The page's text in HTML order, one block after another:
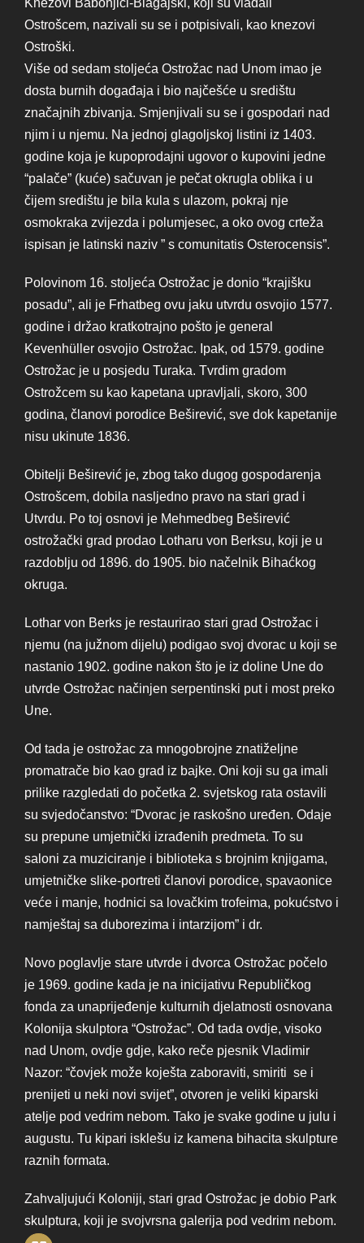
Knezovi Babonjići-Blagajski, koji su vladali
Ostrošcem, nazivali su se i potpisivali, kao knezovi
Ostroški.
Više od sedam stoljeća Ostrožac nad Unom imao je
dosta burnih događaja i bio najčešće u središtu
značajnih zbivanja. Smjenjivali su se i gospodari nad
njim i u njemu. Na jednoj glagoljskoj listini iz 1403.
godine koja je kupoprodajni ugovor o kupovini jedne
“palače” (kuće) sačuvan je pečat okrugla oblika i u
čijem središtu je bila kula s ulazom, pokraj nje
osmokraka zvijezda i polumjesec, a oko ovog crteža
ispisan je latinski naziv ” s comunitatis Osterocensis”.
Polovinom 16. stoljeća Ostrožac je donio “krajišku
posadu”, ali je Frhatbeg ovu jaku utvrdu osvojio 1577.
godine i držao kratkotrajno pošto je general
Kevenhüller osvojio Ostrožac. Ipak, od 1579. godine
Ostrožac je u posjedu Turaka. Tvrdim gradom
Ostrožcem su kao kapetana upravljali, skoro, 300
godina, članovi porodice Beširević, sve dok kapetanije
nisu ukinute 1836.
Obitelji Beširević je, zbog tako dugog gospodarenja
Ostrošcem, dobila nasljedno pravo na stari grad i
Utvrdu. Po toj osnovi je Mehmedbeg Beširević
ostrožački grad prodao Lotharu von Berksu, koji je u
razdoblju od 1896. do 1905. bio načelnik Bihaćkog
okruga.
Lothar von Berks je restaurirao stari grad Ostrožac i
njemu (na južnom dijelu) podigao svoj dvorac u koji se
nastanio 1902. godine nakon što je iz doline Une do
utvrde Ostrožac načinjen serpentinski put i most preko
Une.
Od tada je ostrožac za mnogobrojne znatiželjne
promatrače bio kao grad iz bajke. Oni koji su ga imali
prilike razgledati do početka 2. svjetskog rata ostavili
su svjedočanstvo: “Dvorac je raskošno uređen. Odaje
su prepune umjetnički izrađenih predmeta. To su
saloni za muziciranje i biblioteka s brojnim knjigama,
umjetničke slike-portreti članovi porodice, spavaonice
veće i manje, hodnici sa lovačkim trofeima, pokućstvo i
namještaj sa duborezima i intarzijom” i dr.
Novo poglavlje stare utvrde i dvorca Ostrožac počelo
je 1969. godine kada je na inicijativu Republičkog
fonda za unaprijeđenje kulturnih djelatnosti osnovana
Kolonija skulptora “Ostrožac”. Od tada ovdje, visoko
nad Unom, ovdje gdje, kako reče pjesnik Vladimir
Nazor: “čovjek može koješta zaboraviti, smiriti se i
prenijeti u neki novi svijet”, otvoren je veliki kiparski
atelje pod vedrim nebom. Tako je svake godine u julu i
augustu. Tu kipari isklešu iz kamena bihacita skulpture
raznih formata.
Zahvaljujući Koloniji, stari grad Ostrožac je dobio Park
skulptura, koji je svojvrsna galerija pod vedrim nebom.